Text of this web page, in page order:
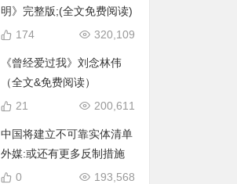
明》完整版;(全文免费阅读)
320,109
174
《曾经爱过我》刘念林伟
（全文&免费阅读）
200,611
21
中国将建立不可靠实体清单
外媒:或还有更多反制措施
193,568
0